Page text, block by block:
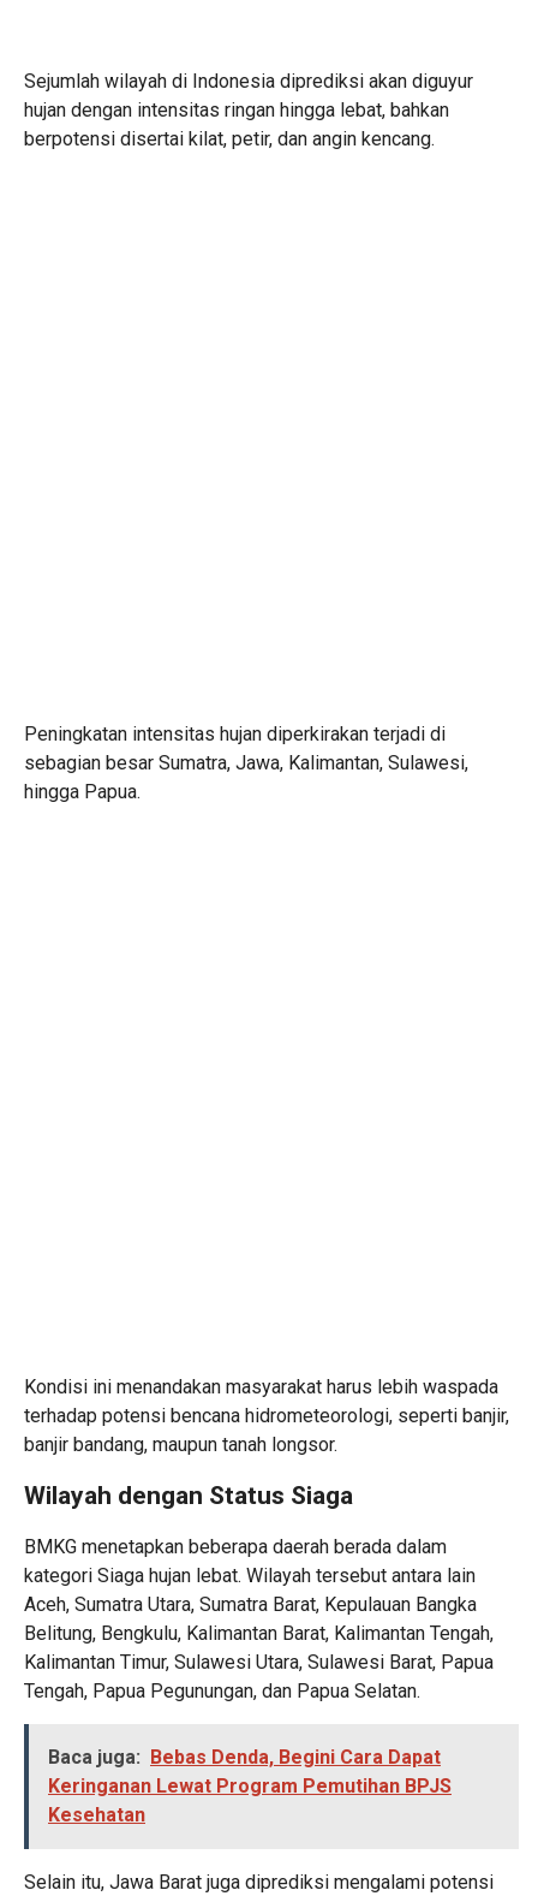
Sejumlah wilayah di Indonesia diprediksi akan diguyur
hujan dengan intensitas ringan hingga lebat, bahkan
berpotensi disertai kilat, petir, dan angin kencang.
Peningkatan intensitas hujan diperkirakan terjadi di
sebagian besar Sumatra, Jawa, Kalimantan, Sulawesi,
hingga Papua.
Kondisi ini menandakan masyarakat harus lebih waspada
terhadap potensi bencana hidrometeorologi, seperti banjir,
banjir bandang, maupun tanah longsor.
Wilayah dengan Status Siaga
BMKG menetapkan beberapa daerah berada dalam
kategori Siaga hujan lebat. Wilayah tersebut antara lain
Aceh, Sumatra Utara, Sumatra Barat, Kepulauan Bangka
Belitung, Bengkulu, Kalimantan Barat, Kalimantan Tengah,
Kalimantan Timur, Sulawesi Utara, Sulawesi Barat, Papua
Tengah, Papua Pegunungan, dan Papua Selatan.
Baca juga: Bebas Denda, Begini Cara Dapat
Keringanan Lewat Program Pemutihan BPJS
Kesehatan
Selain itu, Jawa Barat juga diprediksi mengalami potensi